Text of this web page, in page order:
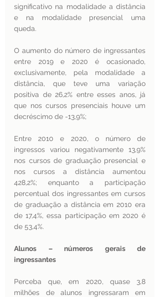
significativo na modalidade a distância
e na modalidade presencial uma
queda.
O aumento do número de ingressantes
entre 2019 e 2020 é ocasionado,
exclusivamente, pela modalidade a
distância, que teve uma variação
positiva de 26,2% entre esses anos, já
que nos cursos presenciais houve um
decréscimo de -13,9%;
Entre 2010 e 2020, o número de
ingressos variou negativamente 13,9%
nos cursos de graduação presencial e
nos cursos a distância aumentou
428,2%; enquanto a participação
percentual dos ingressantes em cursos
de graduação a distância em 2010 era
de 17,4%, essa participação em 2020 é
de 53,4%.
Alunos – números gerais de
ingressantes
Perceba que, em 2020, quase 3,8
milhões de alunos ingressaram em